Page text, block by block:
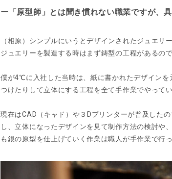
ー「原型師」とは聞き慣れない職業ですが、
（相原）シンプルにいうとデザインされたジュエリ
ジュエリーを製造する時はまず鋳型の工程があるの
僕が4℃に入社した当時は、紙に書かれたデザイン
つけたりして立体にする工程を全て手作業でやってい
現在はCAD（キャド）や３Dプリンターが普及した
し、立体になったデザインを見て制作方法の検討や
も銀の原型を仕上げていく作業は職人が手作業で行っ